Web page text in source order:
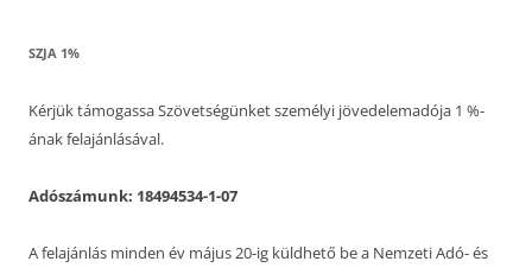
SZJA 1%
Kérjük támogassa Szövetségünket személyi jövedelemadója 1 %-
ának felajánlásával.
Adószámunk: 18494534-1-07
A felajánlás minden év május 20-ig küldhető be a Nemzeti Adó- és